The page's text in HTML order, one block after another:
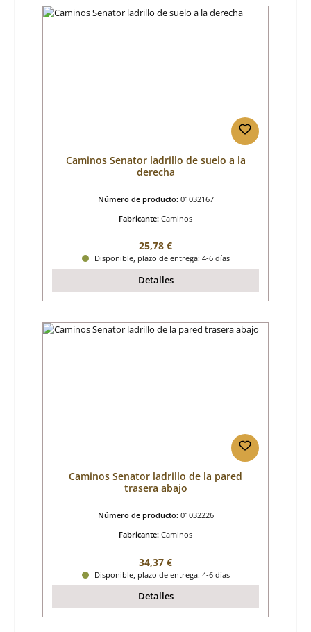
Caminos Senator ladrillo de suelo a la
derecha
Número de producto: 01032167
Fabricante: Caminos
Precio normal:
25,78 €
Disponible, plazo de entrega: 4-6 días
Detalles
Caminos Senator ladrillo de la pared
trasera abajo
Número de producto: 01032226
Fabricante: Caminos
Precio normal:
34,37 €
Disponible, plazo de entrega: 4-6 días
Detalles